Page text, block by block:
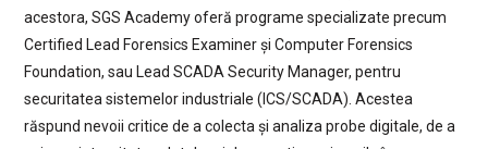
acestora, SGS Academy oferă programe specializate precum
Certified Lead Forensics Examiner și Computer Forensics
Foundation, sau Lead SCADA Security Manager, pentru
securitatea sistemelor industriale (ICS/SCADA). Acestea
răspund nevoii critice de a colecta și analiza probe digitale, de a